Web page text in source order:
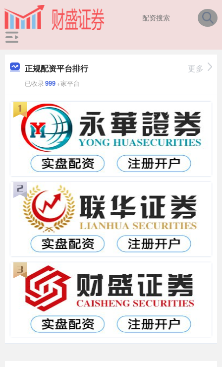
正规配资平台排行
已收录999+家平台
更多